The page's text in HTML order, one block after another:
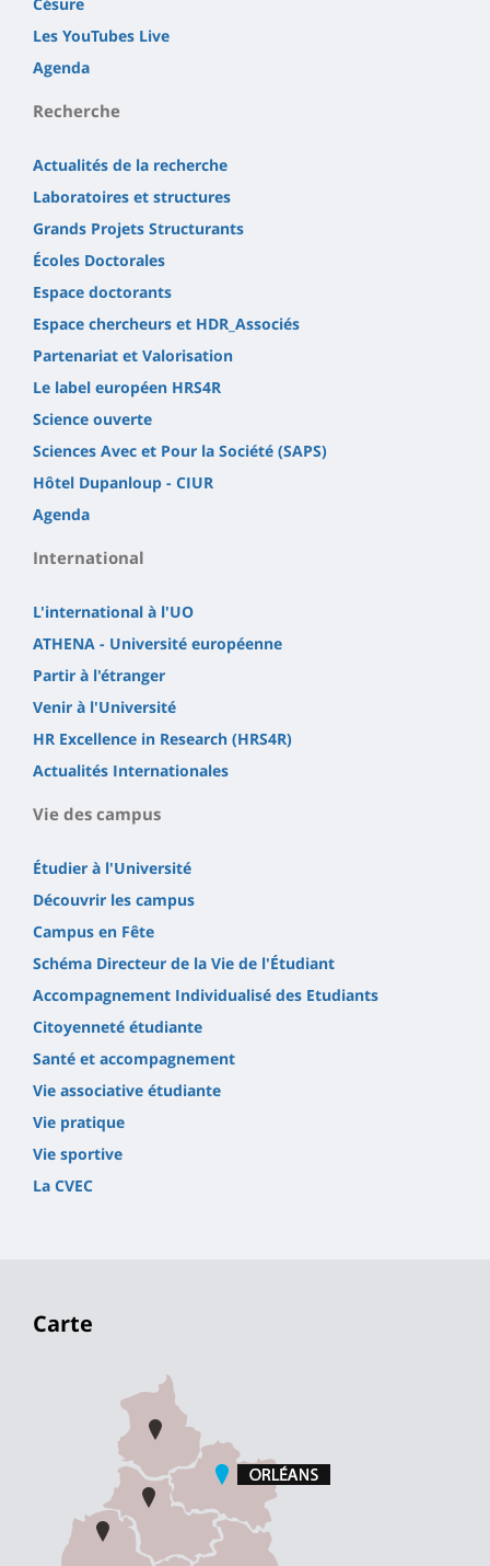
Les YouTubes Live
Agenda
Recherche
Actualités de la recherche
Laboratoires et structures
Grands Projets Structurants
Écoles Doctorales
Espace doctorants
Espace chercheurs et HDR_Associés
Partenariat et Valorisation
Le label européen HRS4R
Science ouverte
Sciences Avec et Pour la Société (SAPS)
Hôtel Dupanloup - CIUR
Agenda
International
L'international à l'UO
ATHENA - Université européenne
Partir à l'étranger
Venir à l'Université
HR Excellence in Research (HRS4R)
Actualités Internationales
Vie des campus
Étudier à l'Université
Découvrir les campus
Campus en Fête
Schéma Directeur de la Vie de l'Étudiant
Accompagnement Individualisé des Etudiants
Citoyenneté étudiante
Santé et accompagnement
Vie associative étudiante
Vie pratique
Vie sportive
La CVEC
Carte